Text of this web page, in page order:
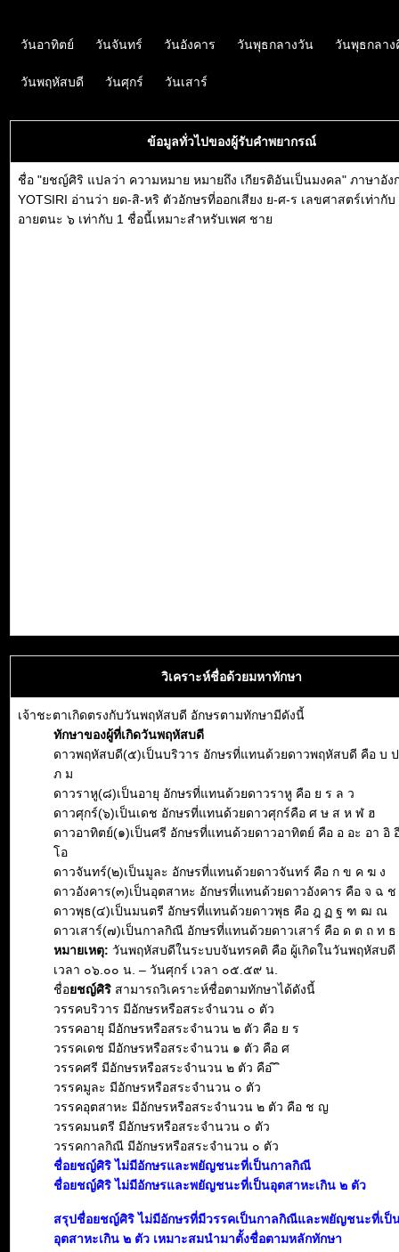
วันอาทิตย์ วันจันทร์ วันอังคาร วันพุธกลางวัน วันพุธกลา
วันพฤหัสบดี วันศุกร์ วันเสาร์
ข้อมูลทั่วไปของผู้รับคำพยากรณ์
ชื่อ "ยชญ์ศิริ แปลว่า ความหมาย หมายถึง เกียรติอันเป็นมงคล" ภาษาอัง
YOTSIRI อ่านว่า ยด-สิ-หริ ตัวอักษรที่ออกเสียง ย-ศ-ร เลขศาสตร์เท่ากับ
อายตนะ ๖ เท่ากับ 1 ชื่อนี้เหมาะสำหรับเพศ ชาย
วิเคราะห์ชื่อด้วยมหาทักษา
เจ้าชะตาเกิดตรงกับวันพฤหัสบดี อักษรตามทักษามีดังนี้
ทักษาของผู้ที่เกิดวันพฤหัสบดี
ดาวพฤหัสบดี(๕)เป็นบริวาร อักษรที่แทนด้วยดาวพฤหัสบดี คือ บ
ภ ม
ดาวราหู(๘)เป็นอายุ อักษรที่แทนด้วยดาวราหู คือ ย ร ล ว
ดาวศุกร์(๖)เป็นเดช อักษรที่แทนด้วยดาวศุกร์คือ ศ ษ ส ห ฬ ฮ
ดาวอาทิตย์(๑)เป็นศรี อักษรที่แทนด้วยดาวอาทิตย์ คือ อ อะ อา อิ
โอ
ดาวจันทร์(๒)เป็นมูละ อักษรที่แทนด้วยดาวจันทร์ คือ ก ข ค ฆ ง
ดาวอังคาร(๓)เป็นอุตสาหะ อักษรที่แทนด้วยดาวอังคาร คือ จ ฉ
ดาวพุธ(๔)เป็นมนตรี อักษรที่แทนด้วยดาวพุธ คือ ฎ ฏ ฐ ฑ ฒ ณ
ดาวเสาร์(๗)เป็นกาลกิณี อักษรที่แทนด้วยดาวเสาร์ คือ ด ต ถ ท
หมายเหตุ: วันพฤหัสบดีในระบบจันทรคติ คือ ผู้เกิดในวันพฤหัสบดี
เวลา ๐๖.๐๐ น. – วันศุกร์ เวลา ๐๕.๕๙ น.
ชื่อยชญ์ศิริ สามารถวิเคราะห์ชื่อตามทักษาได้ดังนี้
วรรคบริวาร มีอักษรหรือสระจำนวน ๐ ตัว
วรรคอายุ มีอักษรหรือสระจำนวน ๒ ตัว คือ ย ร
วรรคเดช มีอักษรหรือสระจำนวน ๑ ตัว คือ ศ
วรรคศรี มีอักษรหรือสระจำนวน ๒ ตัว คือ ิ ิ
วรรคมูละ มีอักษรหรือสระจำนวน ๐ ตัว
วรรคอุตสาหะ มีอักษรหรือสระจำนวน ๒ ตัว คือ ช ญ
วรรคมนตรี มีอักษรหรือสระจำนวน ๐ ตัว
วรรคกาลกิณี มีอักษรหรือสระจำนวน ๐ ตัว
ชื่อยชญ์ศิริ ไม่มีอักษรและพยัญชนะที่เป็นกาลกิณี
ชื่อยชญ์ศิริ ไม่มีอักษรและพยัญชนะที่เป็นอุตสาหะเกิน ๒ ตัว
สรุปชื่อยชญ์ศิริ ไม่มีอักษรที่มีวรรคเป็นกาลกิณีและพยัญชนะที่เป็
อุตสาหะเกิน ๒ ตัว เหมาะสมนำมาตั้งชื่อตามหลักทักษา